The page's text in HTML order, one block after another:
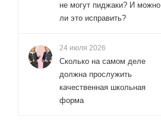
не могут пиджаки? И можно
ли это исправить?
24 июля 2026
Сколько на самом деле
должна прослужить
качественная школьная
форма